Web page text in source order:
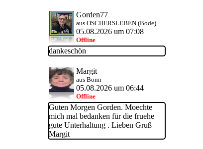
Gorden77
aus OSCHERSLEBEN (Bode)
05.08.2026 um 07:08
Offline
dankeschön
Margit
aus Bonn
05.08.2026 um 06:44
Offline
Guten Morgen Gorden. Moechte
mich mal bedanken für die fruehe
gute Unterhaltung . Lieben Gruß
Margit